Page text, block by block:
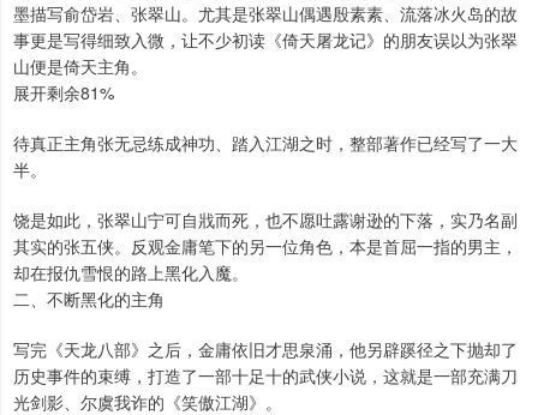
墨描写俞岱岩、张翠山。尤其是张翠山偶遇殷素素、流落冰火岛的故
事更是写得细致入微，让不少初读《倚天屠龙记》的朋友误以为张翠
山便是倚天主角。
展开剩余81%
待真正主角张无忌练成神功、踏入江湖之时，整部著作已经写了一大
半。
饶是如此，张翠山宁可自戕而死，也不愿吐露谢逊的下落，实乃名副
其实的张五侠。反观金庸笔下的另一位角色，本是首屈一指的男主，
却在报仇雪恨的路上黑化入魔。
二、不断黑化的主角
写完《天龙八部》之后，金庸依旧才思泉涌，他另辟蹊径之下抛却了
历史事件的束缚，打造了一部十足十的武侠小说，这就是一部充满刀
光剑影、尔虞我诈的《笑傲江湖》。